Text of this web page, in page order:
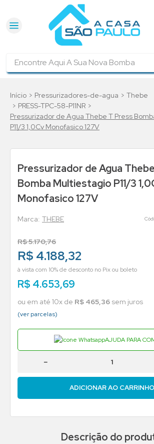
Pressurizadores-de-agua
Thebe
PRESS-TPC-58-P11NR
Pressurizador de Agua Thebe T Press
P11/3 1,0Cv Monofasico 127V
Pressurizador de Agua
Bomba Multiestagio P11/3
Monofasico 127V
THEBE
R$5.170,76
R$ 4.188,32
à vista com 10% de desconto no Pix ou boleto
R$ 4.653,69
ou em até 10x de R$ 465,36 sem juros
(ver parcelas)
AJUDA PARA
－
ADICIONAR AO CARRINHO
Descrição do